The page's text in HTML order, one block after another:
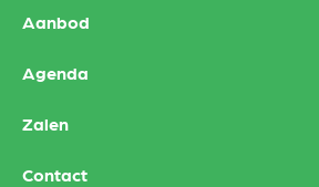
Aanbod
Agenda
Zalen
Contact